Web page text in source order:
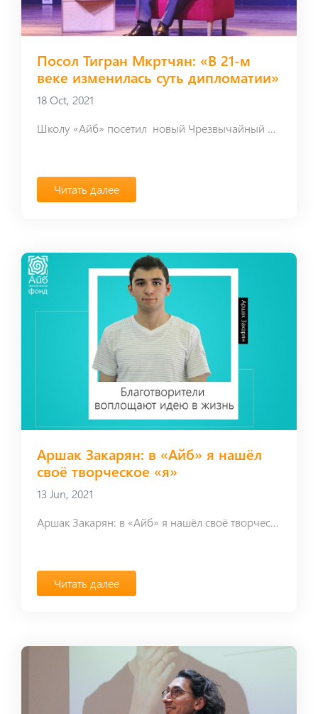
Посол Тигран Мкртчян: «В 21-м
веке изменилась суть дипломатии»
18 Oct, 2021
Школу «Айб» посетил новый Чрезвычайный и Полномочный Посол РА в Греческой Республике Тигран Мкртчян.
Читать далее
Аршак Закарян: в «Айб» я нашёл
своё творческое «я»
13 Jun, 2021
Аршак Закарян: в «Айб» я нашёл своё творческое «я»
Читать далее